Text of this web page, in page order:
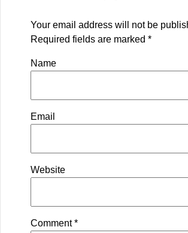
Your email address will not be
Required fields are marked *
Name
Email
Website
Comment*